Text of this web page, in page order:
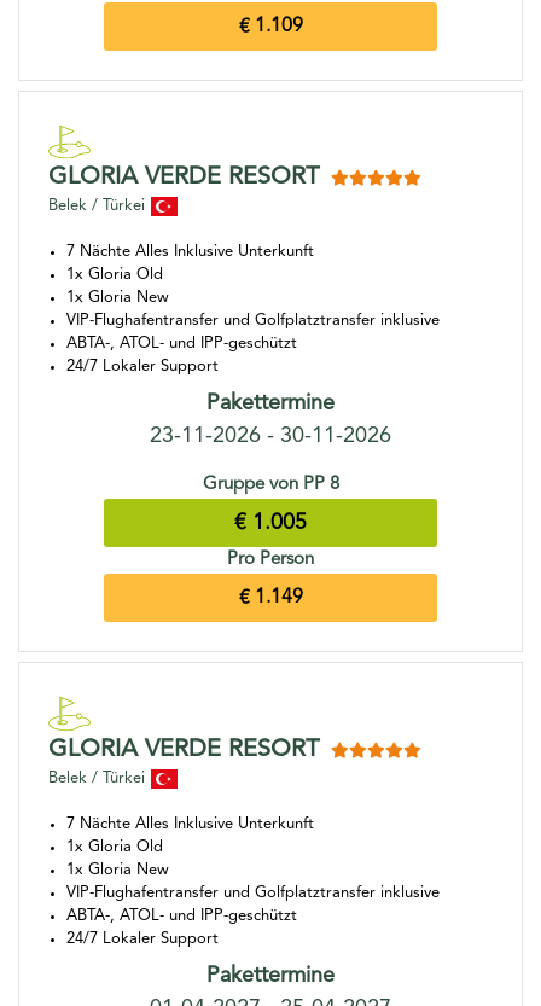
€ 1.109
GLORIA VERDE RESORT
Belek / Türkei
7 Nächte Alles Inklusive Unterkunft
1x Gloria Old
1x Gloria New
VIP-Flughafentransfer und Golfplatztransfer inklusive
ABTA-, ATOL- und IPP-geschützt
24/7 Lokaler Support
Pakettermine
23-11-2026 - 30-11-2026
Gruppe von PP 8
€ 1.005
Pro Person
€ 1.149
GLORIA VERDE RESORT
Belek / Türkei
7 Nächte Alles Inklusive Unterkunft
1x Gloria Old
1x Gloria New
VIP-Flughafentransfer und Golfplatztransfer inklusive
ABTA-, ATOL- und IPP-geschützt
24/7 Lokaler Support
Pakettermine